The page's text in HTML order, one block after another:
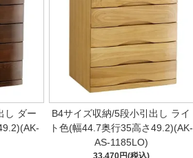
し ダー
B4サイズ収納/5段小引出し ライ
ト色(幅44.7奥行35高さ49.2)(AK-
AS-1185LO)
33,470円(税込)